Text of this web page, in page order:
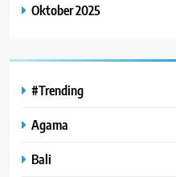
Oktober 2025
#Trending
Agama
Bali